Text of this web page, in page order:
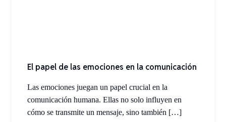
El papel de las emociones en la comunicación
Las emociones juegan un papel crucial en la
comunicación humana. Ellas no solo influyen en
cómo se transmite un mensaje, sino también […]